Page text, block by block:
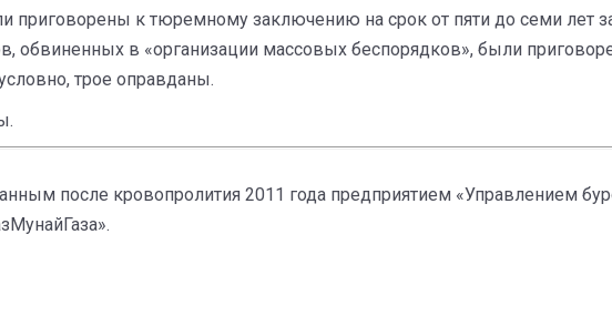
приговорены к тюремному заключению на срок от пяти до семи лет
обвиненных в «организации массовых беспорядков», были
трое оправданы.
после кровопролития 2011 года предприятием «Управлением